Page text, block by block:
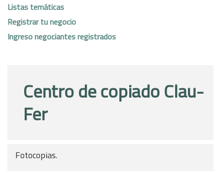
Listas temáticas
Registrar tu negocio
Ingreso negociantes registrados
Centro de copiado Clau-
Fer
Fotocopias.